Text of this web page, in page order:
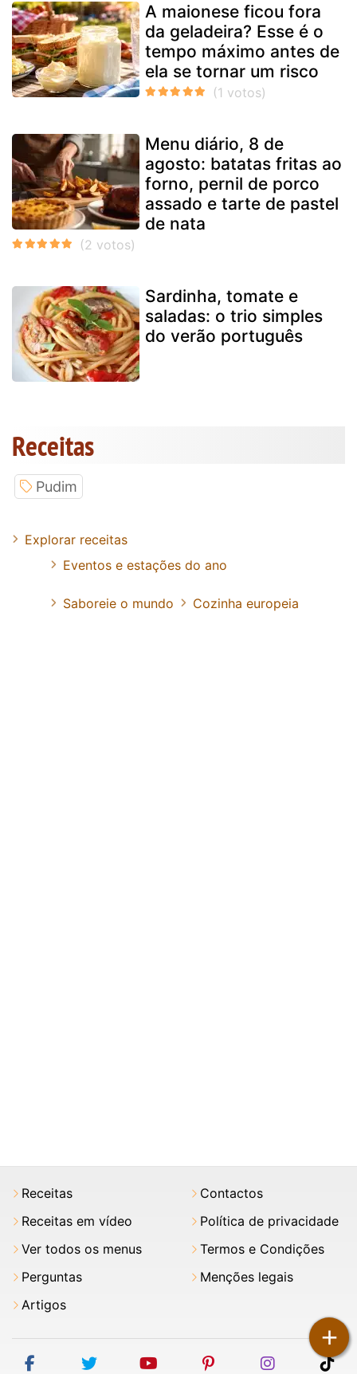
+
A maionese ficou fora
da geladeira? Esse é o
tempo máximo antes de
ela se tornar um risco
Menu diário, 8 de
agosto: batatas fritas ao
forno, pernil de porco
assado e tarte de pastel
de nata
Sardinha, tomate e
saladas: o trio simples
do verão português
Receitas
Pudim
Explorar receitas
Eventos e estações do ano
Saboreie o mundo Cozinha europeia
Receitas
Receitas em vídeo
Ver todos os menus
Perguntas
Artigos
Contactos
Política de privacidade
Termos e Condições
Menções legais
facebooktwitter youtubepinterestinstagram